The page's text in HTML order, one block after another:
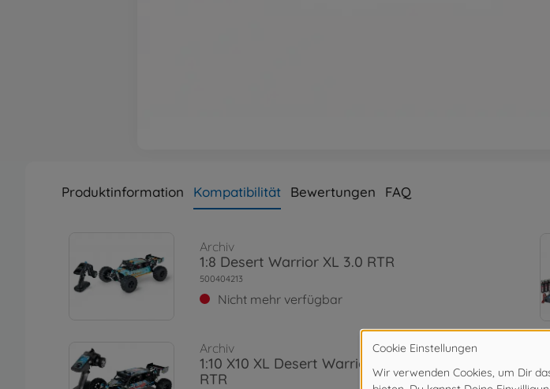
Produktinformation Kompatibilität Bewertungen FAQ
Archiv
1:8 Desert Warrior XL 3.0 RTR
500404213
Nicht mehr verfügbar
Archiv
1:10 X10 XL Desert Warrior BL 100%
RTR